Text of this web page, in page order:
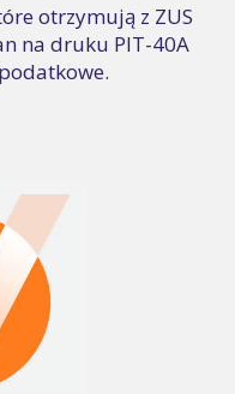
otrzymują z ZUS
na druku PIT-40A